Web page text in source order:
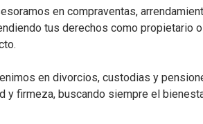
en compraventas,
tus derechos como propietario
en divorcios, custodias y
y firmeza, buscando siempre el